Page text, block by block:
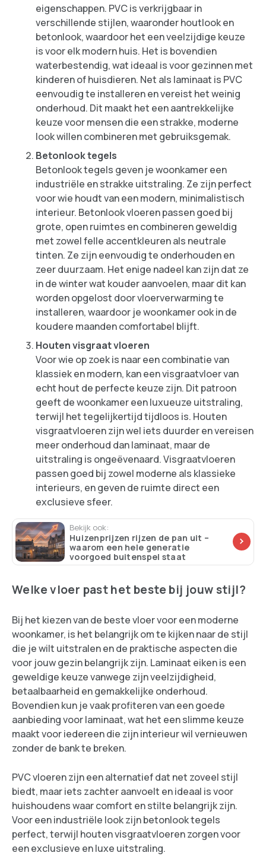
eigenschappen. PVC is verkrijgbaar in
verschillende stijlen, waaronder houtlook en
betonlook, waardoor het een veelzijdige keuze
is voor elk modern huis. Het is bovendien
waterbestendig, wat ideaal is voor gezinnen met
kinderen of huisdieren. Net als laminaat is PVC
eenvoudig te installeren en vereist het weinig
onderhoud. Dit maakt het een aantrekkelijke
keuze voor mensen die een strakke, moderne
look willen combineren met gebruiksgemak.
Betonlook tegels
Betonlook tegels geven je woonkamer een
industriële en strakke uitstraling. Ze zijn perfect
voor wie houdt van een modern, minimalistisch
interieur. Betonlook vloeren passen goed bij
grote, open ruimtes en combineren geweldig
met zowel felle accentkleuren als neutrale
tinten. Ze zijn eenvoudig te onderhouden en
zeer duurzaam. Het enige nadeel kan zijn dat ze
in de winter wat kouder aanvoelen, maar dit kan
worden opgelost door vloerverwarming te
installeren, waardoor je woonkamer ook in de
koudere maanden comfortabel blijft.
Houten visgraat vloeren
Voor wie op zoek is naar een combinatie van
klassiek en modern, kan een visgraatvloer van
echt hout de perfecte keuze zijn. Dit patroon
geeft de woonkamer een luxueuze uitstraling,
terwijl het tegelijkertijd tijdloos is. Houten
visgraatvloeren zijn wel iets duurder en vereisen
meer onderhoud dan laminaat, maar de
uitstraling is ongeëvenaard. Visgraatvloeren
passen goed bij zowel moderne als klassieke
interieurs, en geven de ruimte direct een
exclusieve sfeer.
Bekijk ook:
Huizenprijzen rijzen de pan uit –
waarom een hele generatie
voorgoed buitenspel staat
Welke vloer past het beste bij jouw stijl?
Bij het kiezen van de beste vloer voor een moderne
woonkamer, is het belangrijk om te kijken naar de stijl
die je wilt uitstralen en de praktische aspecten die
voor jouw gezin belangrijk zijn. Laminaat eiken is een
geweldige keuze vanwege zijn veelzijdigheid,
betaalbaarheid en gemakkelijke onderhoud.
Bovendien kun je vaak profiteren van een goede
aanbieding voor laminaat, wat het een slimme keuze
maakt voor iedereen die zijn interieur wil vernieuwen
zonder de bank te breken.
PVC vloeren zijn een alternatief dat net zoveel stijl
biedt, maar iets zachter aanvoelt en ideaal is voor
huishoudens waar comfort en stilte belangrijk zijn.
Voor een industriële look zijn betonlook tegels
perfect, terwijl houten visgraatvloeren zorgen voor
een exclusieve en luxe uitstraling.